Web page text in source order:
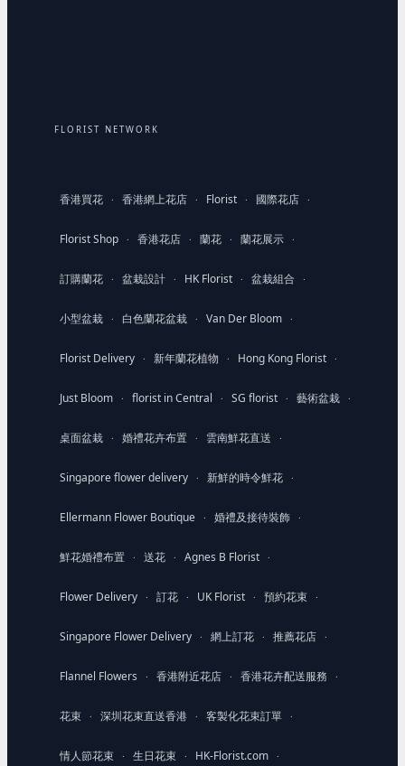
FLORIST NETWORK
香港買花 · 香港網上花店 · Florist · 國際花店 ·
Florist Shop · 香港花店 · 蘭花 · 蘭花展示 ·
訂購蘭花 · 盆栽設計 · HK Florist · 盆栽組合 ·
小型盆栽 · 白色蘭花盆栽 · Van Der Bloom ·
Florist Delivery · 新年蘭花植物 · Hong Kong Florist ·
Just Bloom · florist in Central · SG florist · 藝術盆栽 ·
桌面盆栽 · 婚禮花卉布置 · 雲南鮮花直送 ·
Singapore flower delivery · 新鮮的時令鮮花 ·
Ellermann Flower Boutique · 婚禮及接待裝飾 ·
鮮花婚禮布置 · 送花 · Agnes B Florist ·
Flower Delivery · 訂花 · UK Florist · 預約花束 ·
Singapore Flower Delivery · 網上訂花 · 推薦花店 ·
Flannel Flowers · 香港附近花店 · 香港花卉配送服務 ·
花束 · 深圳花束直送香港 · 客製化花束訂單 ·
情人節花束 · 生日花束 · HK-Florist.com ·